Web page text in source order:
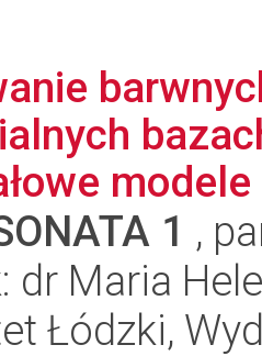
1 ,
dr Maria
Łódzki,